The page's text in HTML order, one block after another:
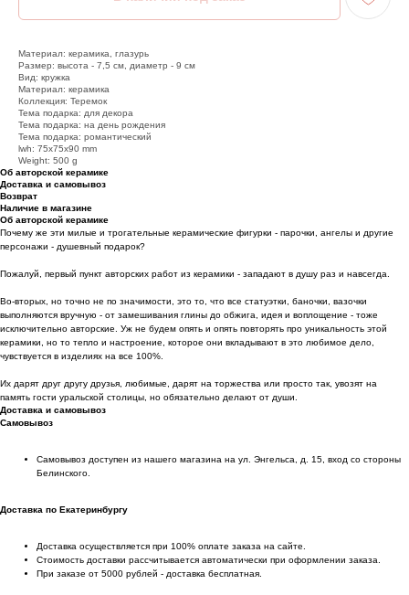
Материал: керамика, глазурь
Размер: высота - 7,5 см, диаметр - 9 см
Вид: кружка
Материал: керамика
Коллекция: Теремок
Тема подарка: для декора
Тема подарка: на день рождения
Тема подарка: романтический
lwh: 75x75x90 mm
Weight: 500 g
Об авторской керамике
Доставка и самовывоз
Возврат
Наличие в магазине
Об авторской керамике
Почему же эти милые и трогательные керамические фигурки - парочки, ангелы и другие
персонажи - душевный подарок?
Пожалуй, первый пункт авторских работ из керамики - западают в душу раз и навсегда.
Во-вторых, но точно не по значимости, это то, что все статуэтки, баночки, вазочки
выполняются вручную - от замешивания глины до обжига, идея и воплощение - тоже
исключительно авторские. Уж не будем опять и опять повторять про уникальность этой
керамики, но то тепло и настроение, которое они вкладывают в это любимое дело,
чувствуется в изделиях на все 100%.
Их дарят друг другу друзья, любимые, дарят на торжества или просто так, увозят на
память гости уральской столицы, но обязательно делают от души.
Доставка и самовывоз
Самовывоз
Самовывоз доступен из нашего магазина на ул. Энгельса, д. 15, вход со стороны
Белинского.
Доставка по Екатеринбургу
Доставка осуществляется при 100% оплате заказа на сайте.
Стоимость доставки рассчитывается автоматически при оформлении заказа.
При заказе от 5000 рублей - доставка бесплатная.